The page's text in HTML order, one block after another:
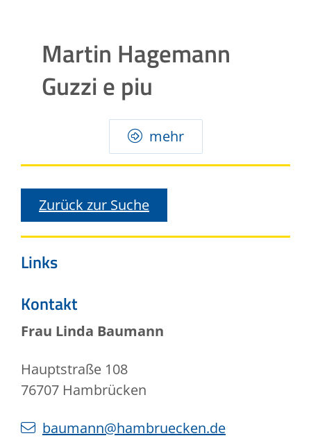
Martin Hagemann
Guzzi e piu
mehr
Zurück zur Suche
Links
Kontakt
Frau Linda Baumann
Hauptstraße 108
76707 Hambrücken
baumann@hambruecken.de